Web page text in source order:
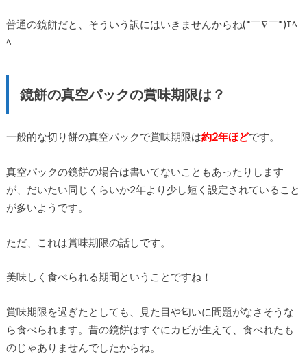
普通の鏡餅だと、そういう訳にはいきませんからね(*￣∇￣*)ｴﾍ
ﾍ
鏡餅の真空パックの賞味期限は？
一般的な切り餅の真空パックで賞味期限は約2年ほどです。
真空パックの鏡餅の場合は書いてないこともあったりします
が、だいたい同じくらいか2年より少し短く設定されていること
が多いようです。
ただ、これは賞味期限の話しです。
美味しく食べられる期間ということですね！
賞味期限を過ぎたとしても、見た目や匂いに問題がなさそうな
ら食べられます。昔の鏡餅はすぐにカビが生えて、食べれたも
のじゃありませんでしたからね。